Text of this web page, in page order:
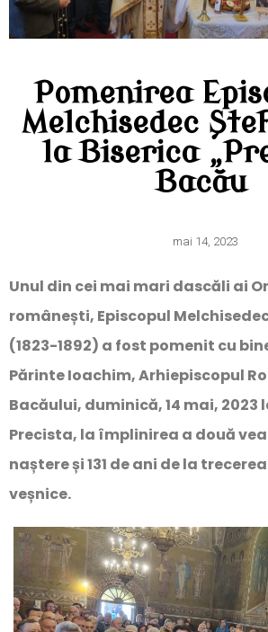
Pomenirea
Melchisedec
la Biserica
Bacău
mai 14, 2023
Unul din cei mai mari dascăli ai
românești, Episcopul
(1823-1892) a fost pomenit cu
Părinte Ioachim, Arhiepiscopul
Bacăului, duminică, 14 mai, 2023
Precista, la împlinirea a două
naștere și 131 de ani de la
veșnice.